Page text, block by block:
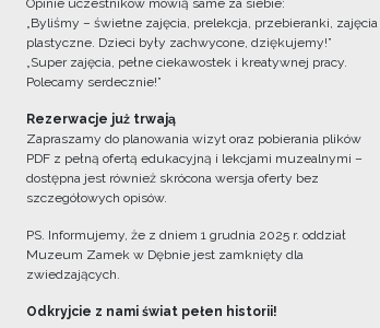
Opinie uczestników mówią same za siebie:
„Byliśmy – świetne zajęcia, prelekcja, przebieranki, zajęcia
plastyczne. Dzieci były zachwycone, dziękujemy!”
„Super zajęcia, pełne ciekawostek i kreatywnej pracy.
Polecamy serdecznie!”
Rezerwacje już trwają
Zapraszamy do planowania wizyt oraz pobierania plików
PDF z pełną ofertą edukacyjną i lekcjami muzealnymi –
dostępna jest również skrócona wersja oferty bez
szczegółowych opisów.
PS. Informujemy, że z dniem 1 grudnia 2025 r. oddział
Muzeum Zamek w Dębnie jest zamknięty dla
zwiedzających.
Odkryjcie z nami świat pełen historii!